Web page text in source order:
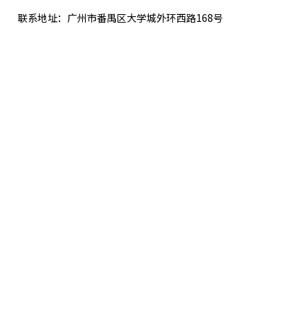
联系地址：广州市番禺区大学城外环西路168号